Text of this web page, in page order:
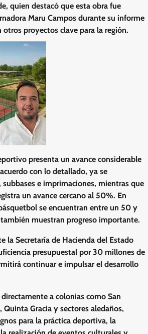
quien destacó que esta obra fue
Maru Campos durante su informe
proyectos clave para la región.
presenta un avance considerable
con lo detallado, ya se
subbases e imprimaciones, mientras que
un avance cercano al 50%. En
se encuentran entre un 50 y
muestran progreso importante.
la Secretaría de Hacienda del Estado
presupuestal por 30 millones de
continuar e impulsar el desarrollo
a colonias como San
Quinta Gracia y sectores aledaños,
para la práctica deportiva, la